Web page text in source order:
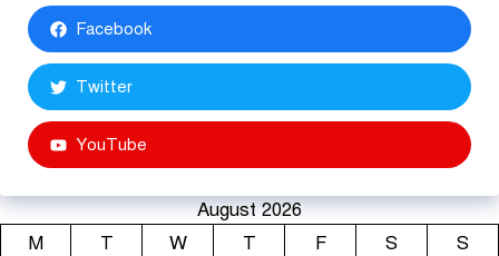
Facebook
Twitter
YouTube
August 2026
M
T W T F S
S